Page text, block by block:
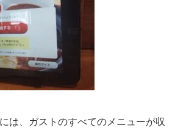
は、ガストのすべてのメニューが収